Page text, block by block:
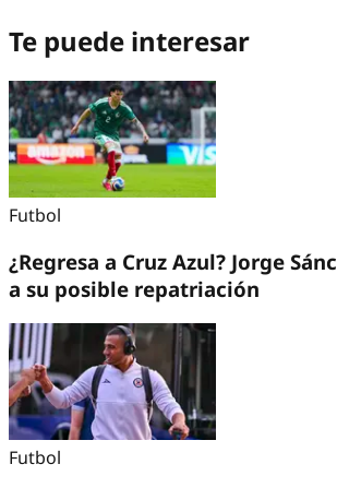
Te puede interesar
Futbol
¿Regresa a Cruz Azul? Jorge
a su posible repatriación
Futbol